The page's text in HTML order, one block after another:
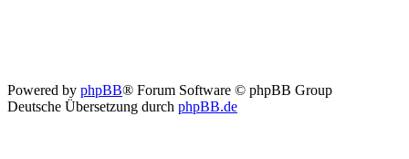
Powered by phpBB® Forum Software © phpBB Group
Deutsche Übersetzung durch phpBB.de